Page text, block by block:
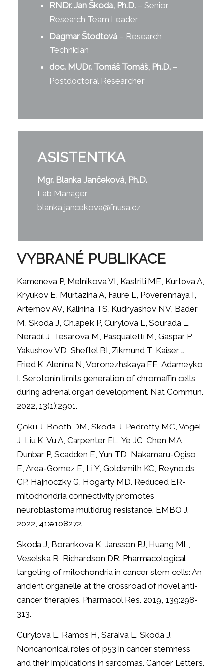
RNDr. Jan Škoda, Ph.D.– Senior
Research Team Leader
Dagmar Štodtová– Research
Technician
doc. MUDr. Tomáš Tomáš, Ph.D.–
Postdoctoral Researcher
ASISTENTKA
Mgr. Blanka Jančeková, Ph.D.
Lab Manager
blanka.jancekova@fnusa.cz
VYBRANÉ PUBLIKACE
Kameneva P, Melnikova VI, Kastriti ME, Kurtova A,
Kryukov E, Murtazina A, Faure L, Poverennaya I,
Artemov AV, Kalinina TS, Kudryashov NV, Bader
M, Skoda J, Chlapek P, Curylova L, Sourada L,
Neradil J, Tesarova M, Pasqualetti M, Gaspar P,
Yakushov VD, Sheftel BI, Zikmund T, Kaiser J,
Fried K, Alenina N, Voronezhskaya EE, Adameyko
I. Serotonin limits generation of chromaffin cells
during adrenal organ development. Nat Commun.
2022, 13(1):2901.
Çoku J, Booth DM, Skoda J, Pedrotty MC, Vogel
J, Liu K, Vu A, Carpenter EL, Ye JC, Chen MA,
Dunbar P, Scadden E, Yun TD, Nakamaru-Ogiso
E, Area-Gomez E, Li Y, Goldsmith KC, Reynolds
CP, Hajnoczky G, Hogarty MD. Reduced ER-
mitochondria connectivity promotes
neuroblastoma multidrug resistance. EMBO J.
2022, 41:e108272.
Skoda J, Borankova K, Jansson PJ, Huang ML,
Veselska R, Richardson DR. Pharmacological
targeting of mitochondria in cancer stem cells: An
ancient organelle at the crossroad of novel anti-
cancer therapies. Pharmacol Res. 2019, 139:298-
313.
Curylova L, Ramos H, Saraiva L, Skoda J.
Noncanonical roles of p53 in cancer stemness
and their implications in sarcomas. Cancer Letters.